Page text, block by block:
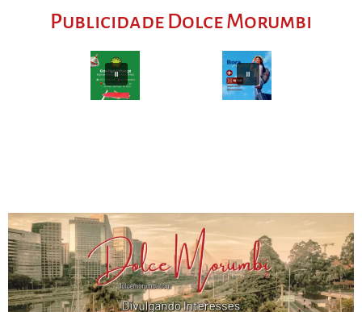
Publicidade Dolce Morumbi